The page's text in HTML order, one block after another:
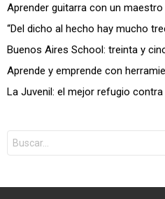
Aprender guitarra con un maestro
“Del dicho al hecho hay mucho
Buenos Aires School: treinta y
Aprende y emprende con
La Juvenil: el mejor refugio
for: